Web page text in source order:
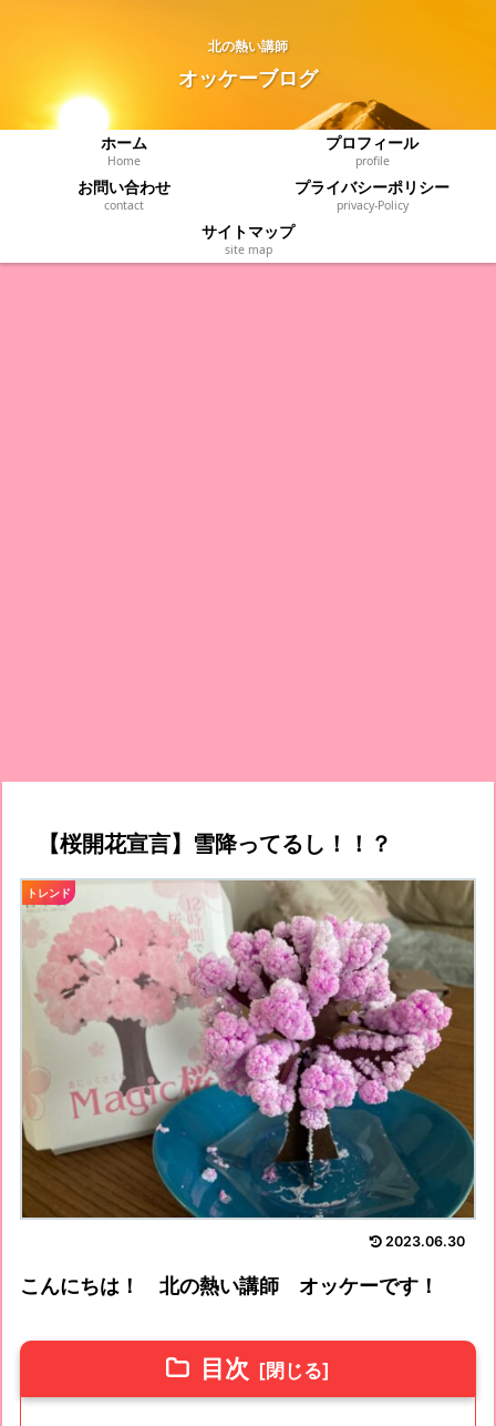
北の熱い講師
オッケーブログ
ホーム
Home
プロフィール
profile
お問い合わせ
contact
プライバシーポリシー
privacy‐Policy
サイトマップ
site map
【桜開花宣言】雪降ってるし！！？
トレンド
2023.06.30
こんにちは！ 北の熱い講師 オッケーです！
目次